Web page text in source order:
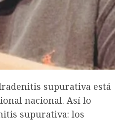
supurativa está
nacional. Así lo
supurativa: los